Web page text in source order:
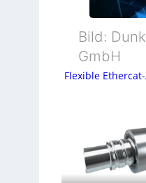
Bild:
GmbH
Flexible